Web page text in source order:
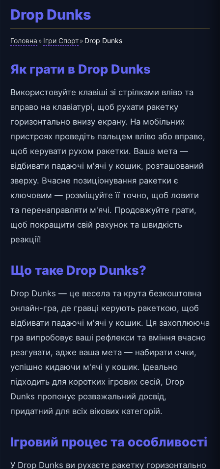
Drop Dunks
Головна » Ігри Спорт» Drop Dunks
Як грати в Drop Dunks
Використовуйте клавіші зі стрілками вліво та
вправо на клавіатурі, щоб рухати ракетку
горизонтально внизу екрану. На мобільних
пристроях проведіть пальцем вліво або вправо,
щоб керувати рухом ракетки. Ваша мета —
відбивати падаючі м'ячі у кошик, розташований
зверху. Вчасне позиціонування ракетки є
ключовим — розміщуйте її точно, щоб ловити
та перенаправляти м'ячі. Продовжуйте грати,
щоб покращити свій рахунок та швидкість
реакції!
Що таке Drop Dunks?
Drop Dunks — це весела та крута безкоштовна
онлайн-гра, де гравці керують ракеткою, щоб
відбивати падаючі м'ячі у кошик. Ця захоплююча
гра випробовує ваші рефлекси та вміння вчасно
реагувати, адже ваша мета — набирати очки,
успішно кидаючи м'ячі у кошик. Ідеально
підходить для коротких ігрових сесій, Drop
Dunks пропонує розважальний досвід,
придатний для всіх вікових категорій.
Ігровий процес та особливості
У Drop Dunks ви рухаєте ракетку горизонтально